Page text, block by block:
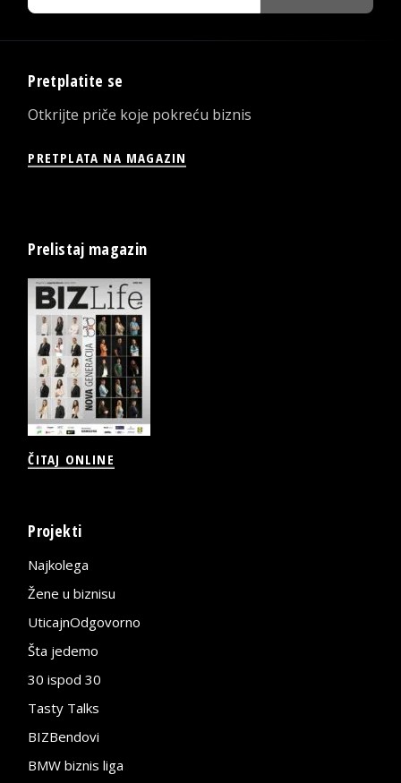
Pretplatite se
Otkrijte priče koje pokreću biznis
PRETPLATA NA MAGAZIN
Prelistaj magazin
ČITAJ ONLINE
Projekti
Najkolega
Žene u biznisu
UticajnOdgovorno
Šta jedemo
30 ispod 30
Tasty Talks
BIZBendovi
BMW biznis liga